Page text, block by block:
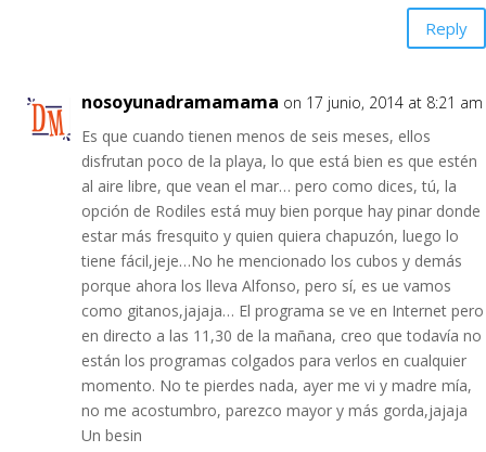
Reply
nosoyunadramamama on 17 junio, 2014 at 8:21 am
Es que cuando tienen menos de seis meses, ellos
disfrutan poco de la playa, lo que está bien es que estén
al aire libre, que vean el mar… pero como dices, tú, la
opción de Rodiles está muy bien porque hay pinar donde
estar más fresquito y quien quiera chapuzón, luego lo
tiene fácil,jeje…No he mencionado los cubos y demás
porque ahora los lleva Alfonso, pero sí, es ue vamos
como gitanos,jajaja… El programa se ve en Internet pero
en directo a las 11,30 de la mañana, creo que todavía no
están los programas colgados para verlos en cualquier
momento. No te pierdes nada, ayer me vi y madre mía,
no me acostumbro, parezco mayor y más gorda,jajaja
Un besin